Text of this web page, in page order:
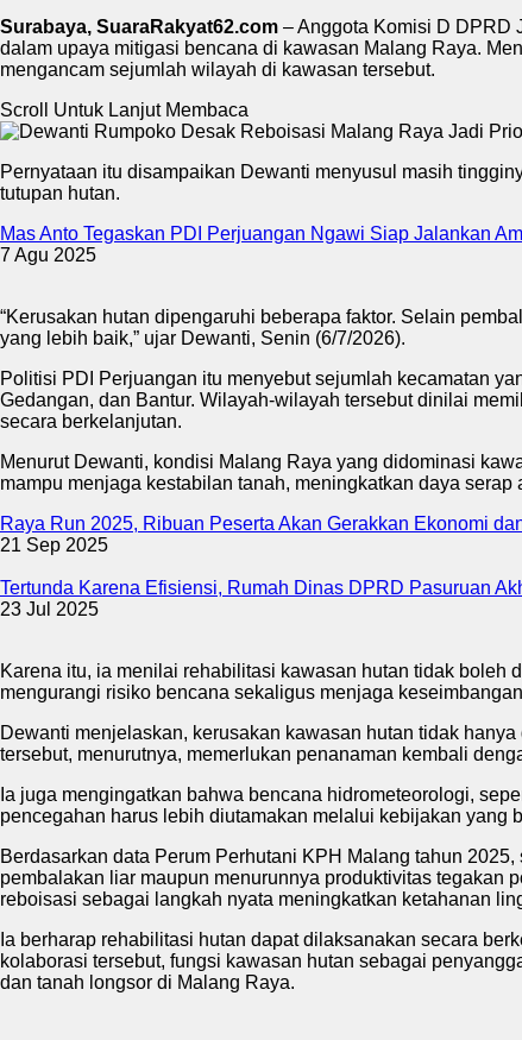
Surabaya, SuaraRakyat62.com – Anggota Komisi D DPRD
dalam upaya mitigasi bencana di kawasan Malang Raya.
mengancam sejumlah wilayah di kawasan tersebut.
Scroll Untuk Lanjut Membaca
Pernyataan itu disampaikan Dewanti menyusul masih
tutupan hutan.
Mas Anto Tegaskan PDI Perjuangan Ngawi Siap Jalankan
7 Agu 2025
“Kerusakan hutan dipengaruhi beberapa faktor. Selain
yang lebih baik,” ujar Dewanti, Senin (6/7/2026).
Politisi PDI Perjuangan itu menyebut sejumlah kecamatan
Gedangan, dan Bantur. Wilayah-wilayah tersebut dinilai
secara berkelanjutan.
Menurut Dewanti, kondisi Malang Raya yang didominasi
mampu menjaga kestabilan tanah, meningkatkan daya
Raya Run 2025, Ribuan Peserta Akan Gerakkan Ekonomi
21 Sep 2025
Tertunda Karena Efisiensi, Rumah Dinas DPRD Pasuruan
23 Jul 2025
Karena itu, ia menilai rehabilitasi kawasan hutan tidak
mengurangi risiko bencana sekaligus menjaga
Dewanti menjelaskan, kerusakan kawasan hutan tidak
tersebut, menurutnya, memerlukan penanaman kembali
Ia juga mengingatkan bahwa bencana hidrometeorologi,
pencegahan harus lebih diutamakan melalui kebijakan yang
Berdasarkan data Perum Perhutani KPH Malang tahun
pembalakan liar maupun menurunnya produktivitas tegakan
reboisasi sebagai langkah nyata meningkatkan ketahanan
Ia berharap rehabilitasi hutan dapat dilaksanakan secara
kolaborasi tersebut, fungsi kawasan hutan sebagai
dan tanah longsor di Malang Raya.